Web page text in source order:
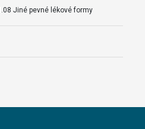
Jiné pevné lékové formy